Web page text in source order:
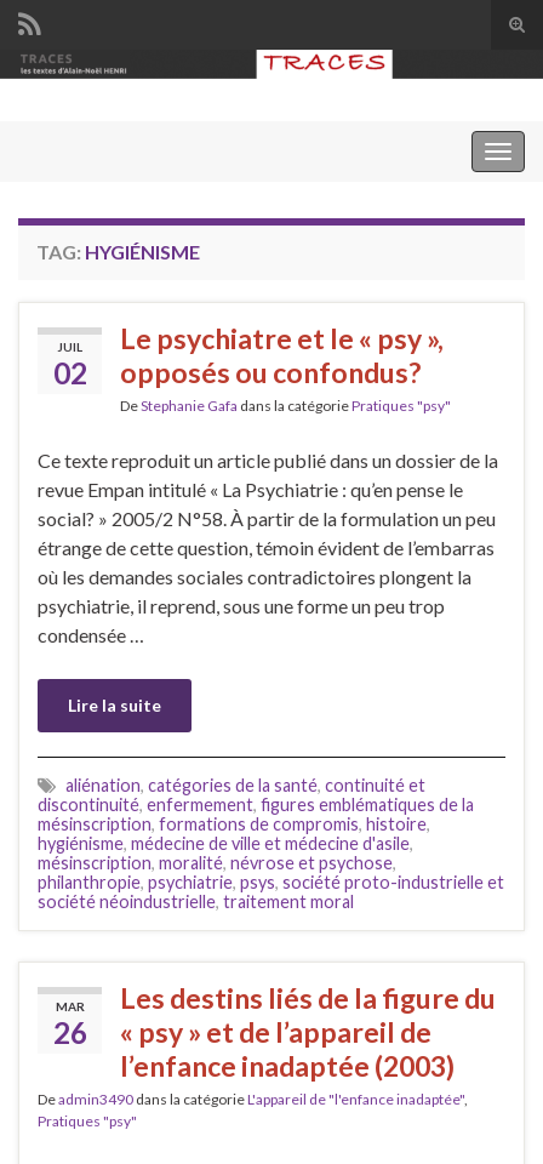
Search for:
TAG: HYGIÉNISME
JUIL
02
Le psychiatre et le « psy »,
opposés ou confondus?
DeStephanie Gafa dans la catégoriePratiques "psy"
Ce texte reproduit un article publié dans un dossier de la
revue Empan intitulé « La Psychiatrie : qu’en pense le
social? » 2005/2 N°58. À partir de la formulation un peu
étrange de cette question, témoin évident de l’embarras
où les demandes sociales contradictoires plongent la
psychiatrie, il reprend, sous une forme un peu trop
condensée …
Lire la suite
aliénation, catégories de la santé, continuité et
discontinuité, enfermement, figures emblématiques de la
mésinscription, formations de compromis, histoire,
hygiénisme, médecine de ville et médecine d'asile,
mésinscription, moralité, névrose et psychose,
philanthropie, psychiatrie, psys, société proto-industrielle et
société néoindustrielle, traitement moral
MAR
26
Les destins liés de la figure du
« psy » et de l’appareil de
l’enfance inadaptée (2003)
Deadmin3490 dans la catégorieL'appareil de "l'enfance inadaptée"
Pratiques "psy"